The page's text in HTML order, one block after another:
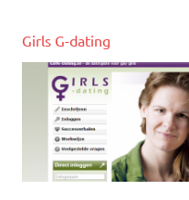
Girls G-dating